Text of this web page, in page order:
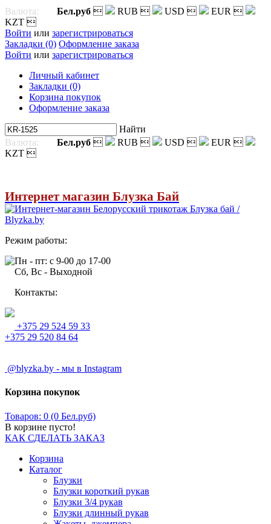
Валюта: Бел.руб  RUB  USD  EUR 
KZT 
Войти или зарегистрироваться
Закладки (0) Оформление заказа
Войти или зарегистрироваться
Личный кабинет
Закладки (0)
Корзина покупок
Оформление заказа
Найти
Валюта:
Бел.руб  RUB  USD  EUR 
KZT 
Интернет магазин Блузка Бай
Режим работы:
Пн - пт: с 9-00 до 17-00
Сб, Вс - Выходной
Контакты:
+375 29 524 59 33
+375 29 520 84 64
@blyzka.by - мы в Instagram
Корзина покупок
Товаров: 0 (0 Бел.руб)
В корзине пусто!
КАК СДЕЛАТЬ ЗАКАЗ
Корзина
Каталог
Блузки
Блузки короткий рукав
Блузки 3/4 рукав
Блузки длинный рукав